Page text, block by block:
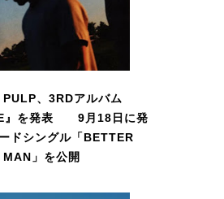
、3RDアルバム
』を発表 9月18日に発
シングル「BETTER
MAN」を公開